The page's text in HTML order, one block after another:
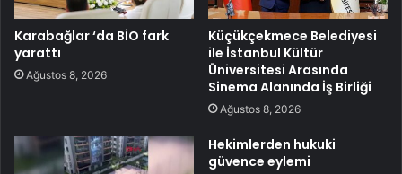
Karabağlar ‘da BİO fark
yarattı
Ağustos 8, 2026
Küçükçekmece Belediyesi
ile İstanbul Kültür
Üniversitesi Arasında
Sinema Alanında İş Birliği
Ağustos 8, 2026
Hekimlerden hukuki
güvence eylemi